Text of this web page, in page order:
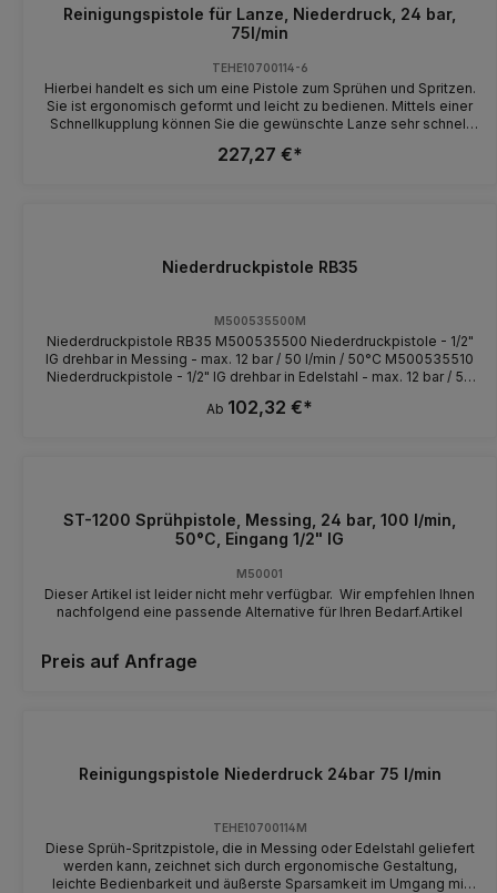
Reinigungspistole für Lanze, Niederdruck, 24 bar,
75l/min
TEHE10700114-6
Hierbei handelt es sich um eine Pistole zum Sprühen und Spritzen.
Sie ist ergonomisch geformt und leicht zu bedienen. Mittels einer
Schnellkupplung können Sie die gewünschte Lanze sehr schnell
enthalten!) Die Gummiummantelung schützt die Pistole auch vor
Reinigungschemikalien Betriebsdruck: max. 24bar
Durchflussmenge von 50l/min.
227,27 €*
Niederdruckpistole RB35
M500535500M
Niederdruckpistole RB35 M500535500 Niederdruckpistole - 1/2"
IG drehbar in Messing - max. 12 bar / 50 l/min / 50°C M500535510
Niederdruckpistole - 1/2" IG drehbar in Edelstahl - max. 12 bar / 50
Ab 102,32 €*
ST-1200 Sprühpistole, Messing, 24 bar, 100 l/min,
50°C, Eingang 1/2" IG
M50001
Dieser Artikel ist leider nicht mehr verfügbar. Wir empfehlen Ihnen
nachfolgend eine passende Alternative für Ihren Bedarf.Artikel
Preis auf Anfrage
Reinigungspistole Niederdruck 24bar 75 l/min
TEHE10700114M
Diese Sprüh-Spritzpistole, die in Messing oder Edelstahl geliefert
werden kann, zeichnet sich durch ergonomische Gestaltung,
leichte Bedienbarkeit und äußerste Sparsamkeit im Umgang mit